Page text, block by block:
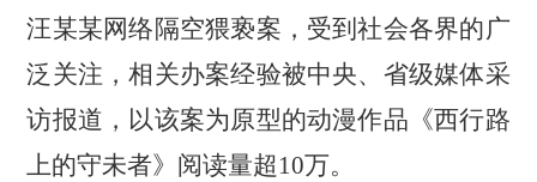
汪某某网络隔空猥亵案，受到社会各界的广
泛关注，相关办案经验被中央、省级媒体采
访报道，以该案为原型的动漫作品《西行路
上的守未者》阅读量超10万。